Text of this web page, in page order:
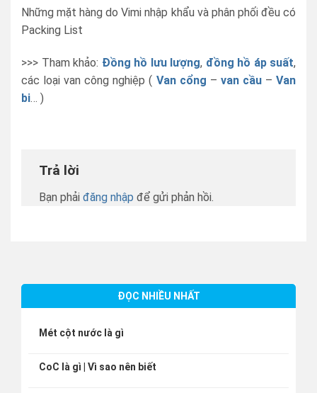
Những mặt hàng do Vimi nhập khẩu và phân phối đều có
Packing List
>>> Tham khảo: Đồng hồ lưu lượng, đồng hồ áp suất,
các loại van công nghiệp ( Van cổng – van cầu–Van
bi… )
Trả lời
Bạn phải đăng nhập để gửi phản hồi.
ĐỌC NHIỀU NHẤT
Mét cột nước là gì
CoC là gì | Vì sao nên biết